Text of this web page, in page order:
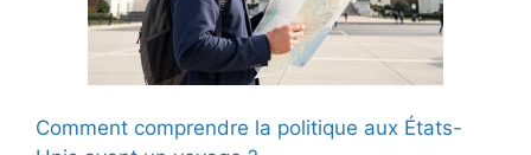
Comment comprendre la politique aux États-